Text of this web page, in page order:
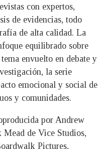
con expertos,
de evidencias, todo
de alta calidad. La
equilibrado sobre
envuelto en debate y
la serie
emocional y social de
y comunidades.
por Andrew
Mead de Vice Studios,
Pictures,